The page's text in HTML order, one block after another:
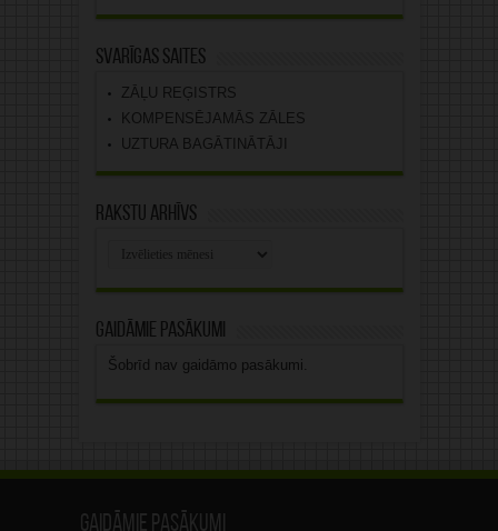
Svarīgas saites
ZĀĻU REĢISTRS
KOMPENSĒJAMĀS ZĀLES
UZTURA BAGĀTINĀTĀJI
Rakstu arhīvs
Gaidāmie pasākumi
Šobrīd nav gaidāmo pasākumi.
Gaidāmie pasākumi